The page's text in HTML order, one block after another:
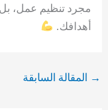
مجرد تنظيم عمل،
أهدافك.
→ المقالة السابقة